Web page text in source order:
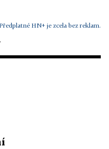
HN+ je zcela bez reklam.